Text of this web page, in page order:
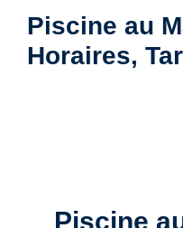
Piscine au
Horaires,
Piscine